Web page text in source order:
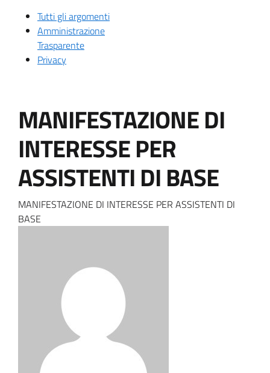
Tutti gli argomenti
Amministrazione
Trasparente
Privacy
MANIFESTAZIONE DI
INTERESSE PER
ASSISTENTI DI BASE
MANIFESTAZIONE DI INTERESSE PER ASSISTENTI DI
BASE